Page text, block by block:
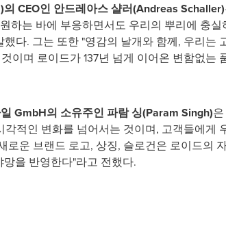
CEO인 안드레아스 샬러(Andreas Schaller)
하는 바에 부응하면서도 우리의 뿌리에 충
다. 그는 또한 "영감의 날개와 함께, 우리는
이며 로이드가 137년 넘게 이어온 변함없는
GmbH의 소유주인 파람 싱(Param Singh)
적인 변화를 넘어서는 것이며, 고객들에게
로운 브랜드 로고, 상징, 슬로건은 로이드의
을 반영한다"라고 전했다.